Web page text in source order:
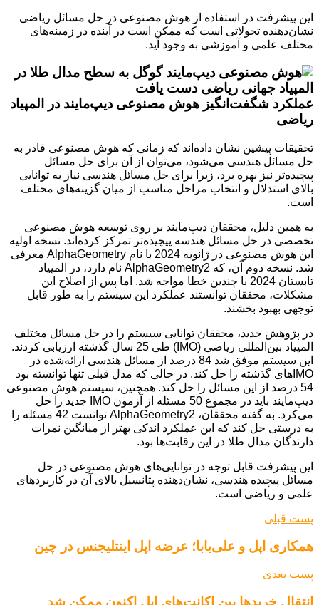
این پیشرفت در استفاده از هوش مصنوعی در حل مسائل ریاضی
نشان‌دهنده تحولاتی است که ممکن است در آینده در زمینه‌های
مختلف علمی و آموزشی به وجود آید.
عملکرد شگفت‌انگیز هوش مصنوعی دیپ‌مایند در المپیاد
ریاضی
تحقیقات پیشین نشان داده‌اند که زمانی که هوش مصنوعی قادر به
حل مسائل هندسی می‌شود، می‌توان از آن برای حل مسائل
پیچیده‌تر نیز بهره برد، زیرا برای حل مسائل هندسی نیاز به توانایی
بالای استدلال و انتخاب مراحل مناسب از میان گزینه‌های مختلف
است.
به همین دلیل، محققان دیپ‌مایند بر روی توسعه هوش مصنوعی
تخصصی در حل مسائل هندسه پیچیده‌تر تمرکز کرده‌اند. نسخه اولیه
این هوش مصنوعی در ژانویه 2024 با نام AlphaGeometry معرفی
شد. نسخه دوم آن، که AlphaGeometry2 نام دارد، در المپیاد
تابستان 2024 با چندین خطا مواجه شد. اما پس از اصلاح این
مشکلات، محققان توانستند عملکرد این سیستم را به طور قابل
توجهی بهبود بخشند.
در پژوهش جدید، محققان توانایی سیستم را در حل مسائل مختلف
المپیاد بین‌المللی ریاضی (IMO) طی 25 سال گذشته ارزیابی کردند.
این سیستم موفق شد 84 درصد از مسائل هندسی ارائه‌شده در
IMOهای گذشته را حل کند. در حالی که مدل قبلی تنها توانسته بود
54 درصد از این مسائل را حل کند. همچنین، سیستم هوش مصنوعی
دیپ‌مایند باید در مجموع 50 مسئله از آزمون IMO جدید را حل
می‌کرد. به گفته محققان، AlphaGeometry2 توانست 42 مسئله را
به درستی حل کند که این عملکرد اندکی بهتر از میانگین نمرات
دارندگان مدال طلا در این رقابت‌ها بود.
این پیشرفت قابل توجه در توانایی‌های هوش مصنوعی در حل
مسائل پیچیده هندسی، نشان‌دهنده پتانسیل بالای آن در کاربردهای
علمی و ریاضی است.
پست قبلی
همکاری اپل و علی‌بابا؛ عرضه اپل اینتلیجنس در چین
پست بعدی
انتقال خریدها بین اکانت‌های اپل اکنون ممکن شد